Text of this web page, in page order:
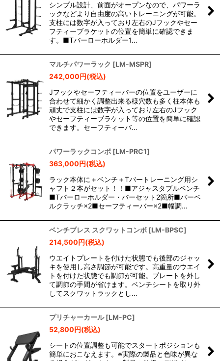
シンプル設計、前面がオープンなので、パワーラ
ックなどより自由度の高いトレーニングが可能。
支柱には数字が入っており左右のJフックやセー
フティーブラケットの位置を簡単に確認できま
す。■Tバーローホルダー1…
マルチパワーラック [LM-MSPR]
242,000円(税込)
Jフックやセーフティーバーの位置をユーザーに
合わせて細かく調整出来る様穴数も多く柱本体も
頑丈で支柱には数字が入っており左右のJフック
やセーフティーブラケット等の位置を簡単に確認
できます。セーフティーバ…
パワーラックコンボ [LM-PRC1]
363,000円(税込)
ラック本体に＋ベンチ＋Tバートレーニング用シ
ャフト２本がセット！！■アジャスタブルベンチ
■Tバーローホルダー・バーセット2箇所■バーベ
ルクラッチ×2■セーフティーバー×2■幅調…
ベンチプレス スクワットコンボ [LM-BPSC]
214,500円(税込)
ウエイトプレートを付けた状態でも後部のジャッ
キを使用し高さ調節が可能です。高重量のウエイ
トを付けた状態でも調節が可能。プレートを外し
て調節の手間が省けます。ベンチシートを取り外
してスクワットラックとし…
プリチャーカール [LM-PC]
52,800円(税込)
シートの位置調整も可能でスタートポジションも
簡単におこなえます。※実際の製品と色味が異な